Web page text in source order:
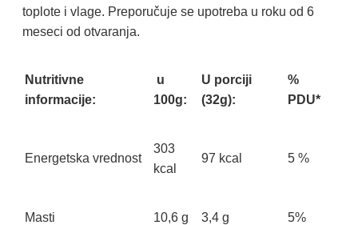
toplote i vlage. Preporučuje se upotreba u roku od 6
meseci od otvaranja.
Nutritivne
informacije:
u
100g:
U porciji
(32g):
%
PDU*
Energetska vrednost
303
kcal
97 kcal 5 %
Masti 10,6 g 3,4 g 5%